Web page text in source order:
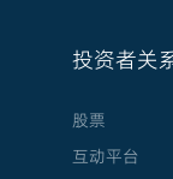
投资者关
股票
互动平台